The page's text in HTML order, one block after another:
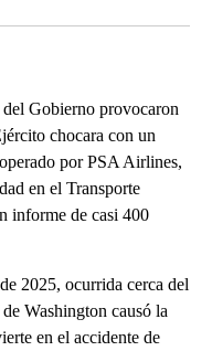
Gobierno provocaron
chocara con un
por PSA Airlines,
en el Transporte
informe de casi 400
2025, ocurrida cerca del
Washington causó la
en el accidente de